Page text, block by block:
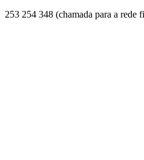
253 254 348 (chamada para a rede